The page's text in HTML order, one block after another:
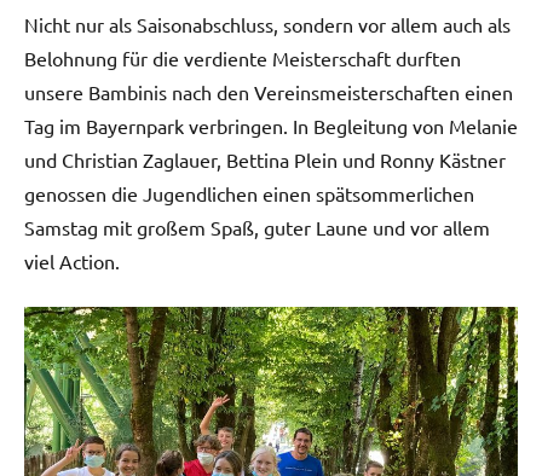
Nicht nur als Saisonabschluss, sondern vor allem auch als
Belohnung für die verdiente Meisterschaft durften
unsere Bambinis nach den Vereinsmeisterschaften einen
Tag im Bayernpark verbringen. In Begleitung von Melanie
und Christian Zaglauer, Bettina Plein und Ronny Kästner
genossen die Jugendlichen einen spätsommerlichen
Samstag mit großem Spaß, guter Laune und vor allem
viel Action.